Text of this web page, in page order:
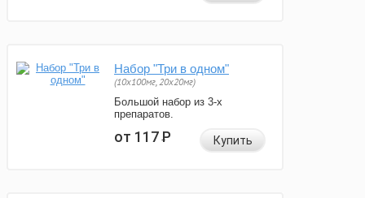
Набор "Три в одном"
(10x100мг, 20x20мг)
Большой набор из 3-х
препаратов.
от 117Р Купить